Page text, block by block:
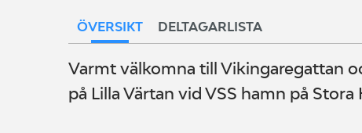
ÖVERSIKT DELTAGARLISTA
Varmt välkomna till Vikingaregattan
på Lilla Värtan vid VSS hamn på